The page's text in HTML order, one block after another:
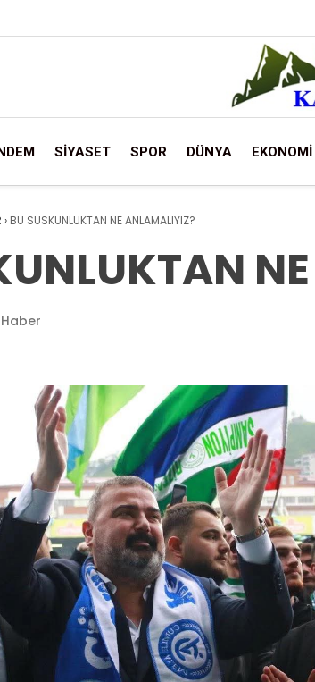
SİYASET SPOR DÜNYA EKONOMİ
› BU SUSKUNLUKTAN NE ANLAMALIYIZ?